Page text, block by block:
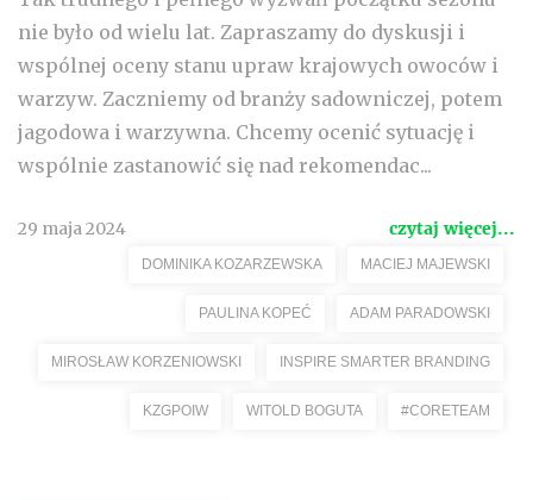
nie było od wielu lat. Zapraszamy do dyskusji i
wspólnej oceny stanu upraw krajowych owoców i
warzyw. Zaczniemy od branży sadowniczej, potem
jagodowa i warzywna. Chcemy ocenić sytuację i
wspólnie zastanowić się nad rekomendac...
29 maja 2024 czytaj więcej...
DOMINIKA KOZARZEWSKA MACIEJ MAJEWSKI
PAULINA KOPEĆ ADAM PARADOWSKI
MIROSŁAW KORZENIOWSKI INSPIRE SMARTER BRANDING
KZGPOIW WITOLD BOGUTA #CORETEAM